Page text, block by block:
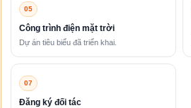
05
Công trình điện mặt trời
Dự án tiêu biểu đã triển khai.
07
Đăng ký đối tác